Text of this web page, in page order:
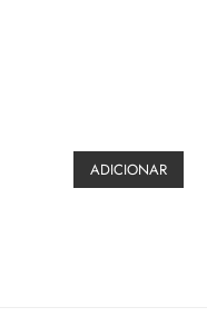
ADICIONAR